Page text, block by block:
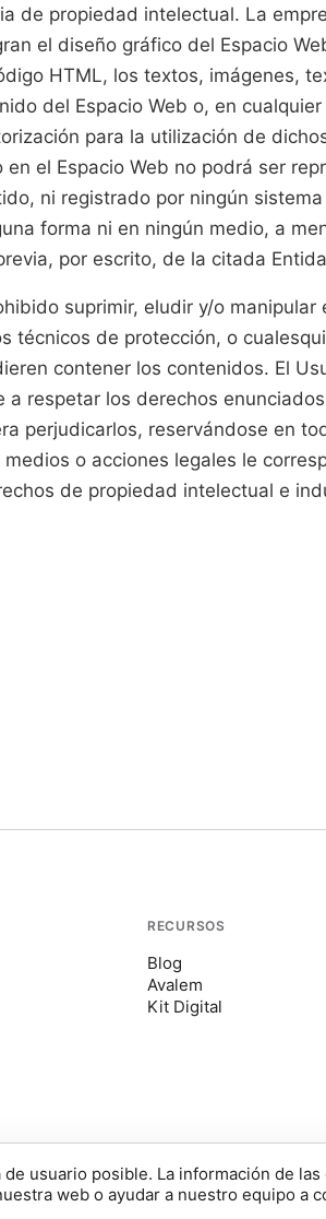
de propiedad intelectual. La
el diseño gráfico del Espacio
HTML, los textos, imágenes,
del Espacio Web o, en
para la utilización de
el Espacio Web no podrá ser
ni registrado por ningún
forma ni en ningún medio, a
por escrito, de la citada
suprimir, eludir y/o manipular
técnicos de protección, o
contener los contenidos. El
a respetar los derechos
perjudicarlos, reservándose en
o acciones legales le
de propiedad intelectual e
RECURSOS
Blog
Avalem
Kit Digital
usuario posible. La información de
web o ayudar a nuestro equipo a